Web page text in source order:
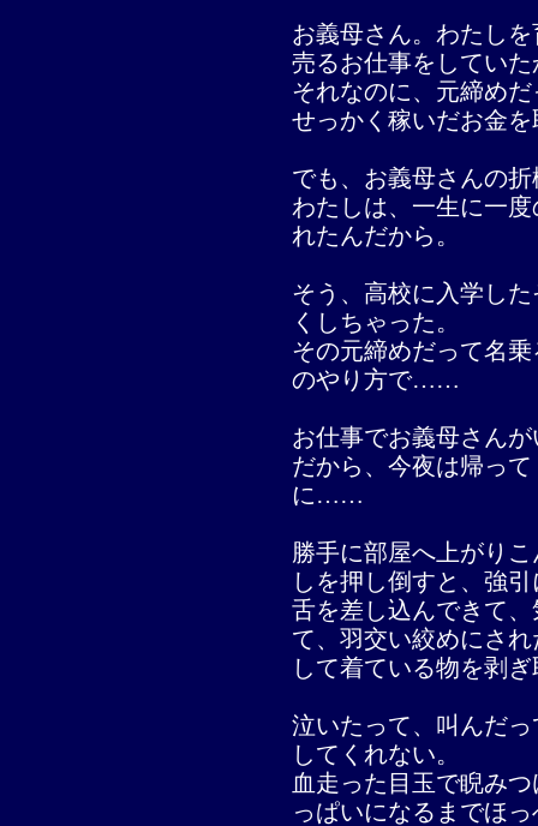
お義母さん。わたし
売るお仕事をしてい
それなのに、元締め
せっかく稼いだお金
でも、お義母さんの
わたしは、一生に一
れたんだから。
そう、高校に入学し
くしちゃった。
その元締めだって名
のやり方で……
お仕事でお義母さん
だから、今夜は帰っ
に……
勝手に部屋へ上がり
しを押し倒すと、強
舌を差し込んできて
て、羽交い絞めにさ
して着ている物を剥
泣いたって、叫んだ
してくれない。
血走った目玉で睨み
っぱいになるまでほ